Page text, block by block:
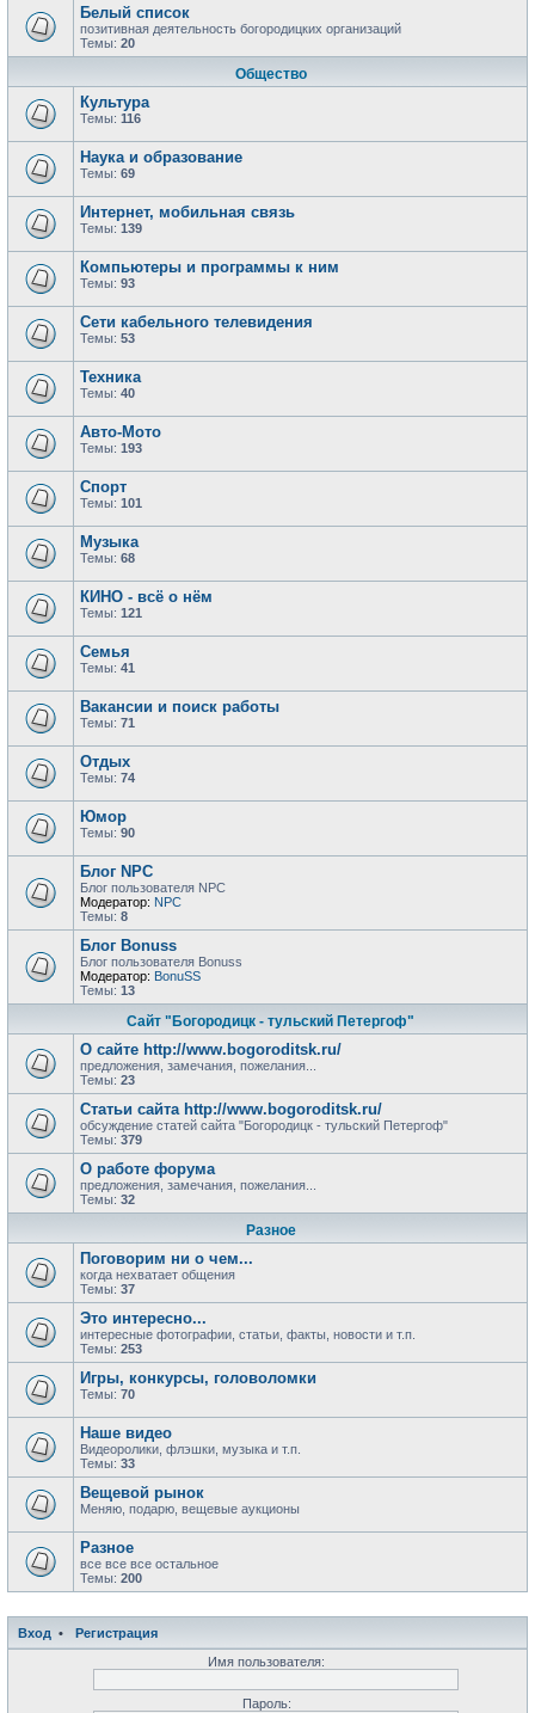
Белый список
позитивная деятельность богородицких организаций
Темы: 20
Общество
Культура
Темы: 116
Наука и образование
Темы: 69
Интернет, мобильная связь
Темы: 139
Компьютеры и программы к ним
Темы: 93
Сети кабельного телевидения
Темы: 53
Техника
Темы: 40
Авто-Мото
Темы: 193
Спорт
Темы: 101
Музыка
Темы: 68
КИНО - всё о нём
Темы: 121
Семья
Темы: 41
Вакансии и поиск работы
Темы: 71
Отдых
Темы: 74
Юмор
Темы: 90
Блог NPC
Блог пользователя NPC
Модератор: NPC
Темы: 8
Блог Bonuss
Блог пользователя Bonuss
Модератор: BonuSS
Темы: 13
Сайт "Богородицк - тульский Петергоф"
О сайте http://www.bogoroditsk.ru/
предложения, замечания, пожелания...
Темы: 23
Статьи сайта http://www.bogoroditsk.ru/
обсуждение статей сайта "Богородицк - тульский Петергоф"
Темы: 379
О работе форума
предложения, замечания, пожелания...
Темы: 32
Разное
Поговорим ни о чем...
когда нехватает общения
Темы: 37
Это интересно...
интересные фотографии, статьи, факты, новости и т.п.
Темы: 253
Игры, конкурсы, головоломки
Темы: 70
Наше видео
Видеоролики, флэшки, музыка и т.п.
Темы: 33
Вещевой рынок
Меняю, подарю, вещевые аукционы
Разное
все все все остальное
Темы: 200
Вход •
Регистрация
Имя пользователя:
Пароль: